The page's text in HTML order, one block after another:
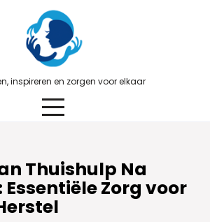
inspireren en zorgen voor elkaar
Thuishulp Na
Zorg voor